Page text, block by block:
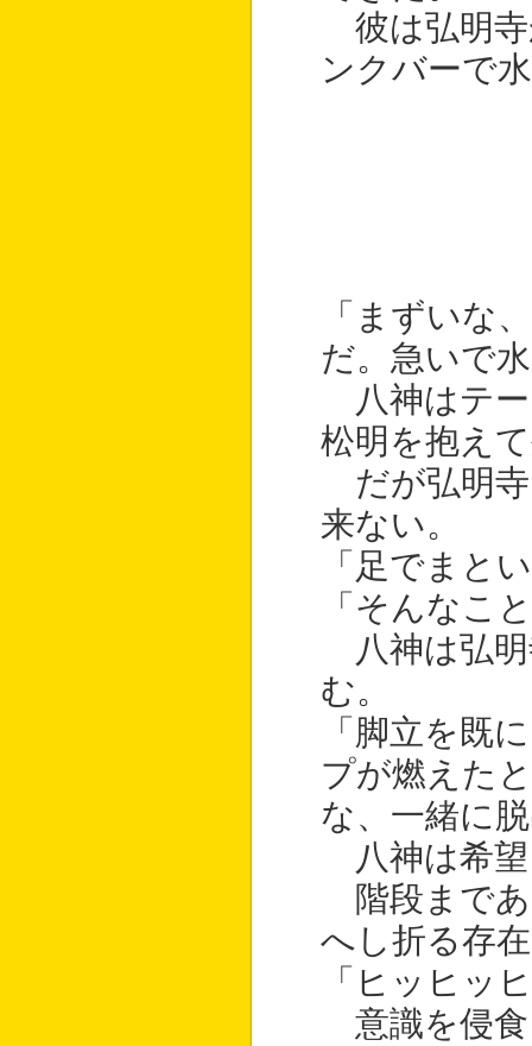
彼は弘明寺
ンクバーで
「まずいな
だ。急いで
八神はテー
松明を抱え
だが弘明寺
来ない。
「足でまと
「そんなこ
八神は弘明
む。
「脚立を既
プが燃えた
な、一緒に
八神は希望
階段まであ
へし折る存
「ヒッヒッ
意識を侵食